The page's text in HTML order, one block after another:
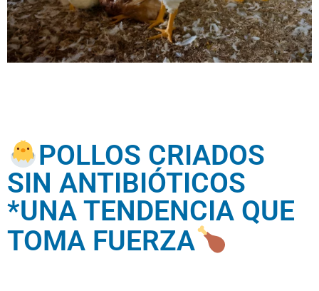
POLLOS CRIADOS
SIN ANTIBIÓTICOS
*UNA TENDENCIA QUE
TOMA FUERZA